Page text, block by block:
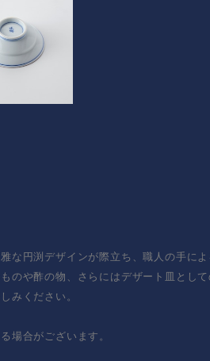
な円渕デザインが際立ち、職人の手に
や酢の物、さらにはデザート皿として
みください。
場合がございます。